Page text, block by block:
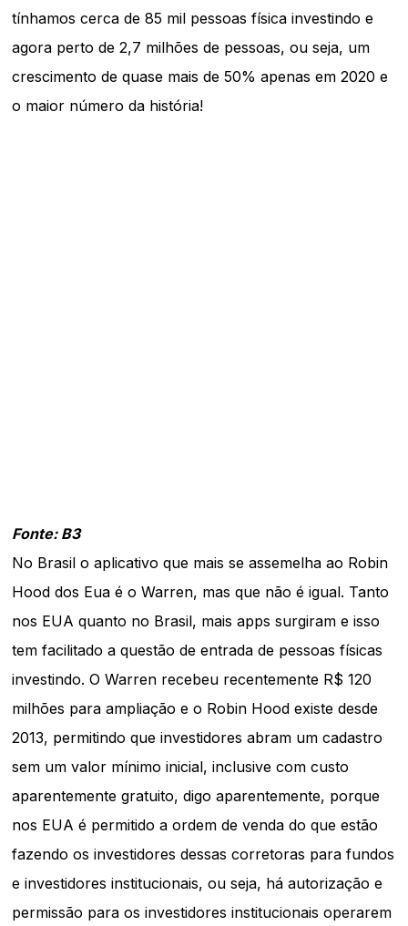
tínhamos cerca de 85 mil pessoas física investindo e
agora perto de 2,7 milhões de pessoas, ou seja, um
crescimento de quase mais de 50% apenas em 2020 e
o maior número da história!
Fonte: B3
No Brasil o aplicativo que mais se assemelha ao Robin
Hood dos Eua é o Warren, mas que não é igual. Tanto
nos EUA quanto no Brasil, mais apps surgiram e isso
tem facilitado a questão de entrada de pessoas físicas
investindo. O Warren recebeu recentemente R$ 120
milhões para ampliação e o Robin Hood existe desde
2013, permitindo que investidores abram um cadastro
sem um valor mínimo inicial, inclusive com custo
aparentemente gratuito, digo aparentemente, porque
nos EUA é permitido a ordem de venda do que estão
fazendo os investidores dessas corretoras para fundos
e investidores institucionais, ou seja, há autorização e
permissão para os investidores institucionais operarem